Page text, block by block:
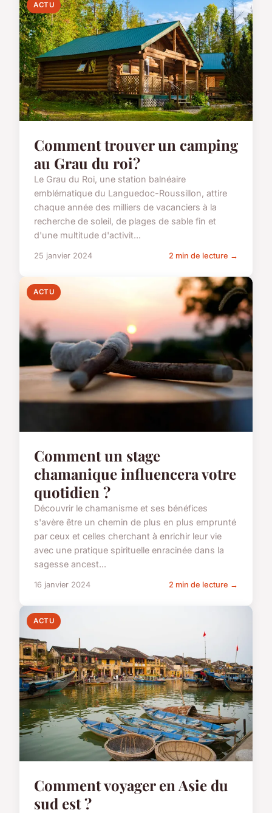
ACTU
Comment trouver un camping
au Grau du roi?
Le Grau du Roi, une station balnéaire
emblématique du Languedoc-Roussillon, attire
chaque année des milliers de vacanciers à la
recherche de soleil, de plages de sable fin et
d'une multitude d'activit...
25 janvier 2024 2 min de lecture →
ACTU
Comment un stage
chamanique influencera votre
quotidien ?
Découvrir le chamanisme et ses bénéfices
s'avère être un chemin de plus en plus emprunté
par ceux et celles cherchant à enrichir leur vie
avec une pratique spirituelle enracinée dans la
sagesse ancest...
16 janvier 2024 2 min de lecture →
ACTU
Comment voyager en Asie du
sud est ?